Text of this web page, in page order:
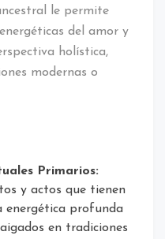
le permite
del amor y
holística,
modernas o
Primarios:
y actos que tienen
energética profunda
en tradiciones